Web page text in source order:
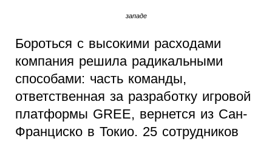
западе
Бороться с высокими расходами
компания решила радикальными
способами: часть команды,
ответственная за разработку игровой
платформы GREE, вернется из Сан-
Франциско в Токио. 25 сотрудников